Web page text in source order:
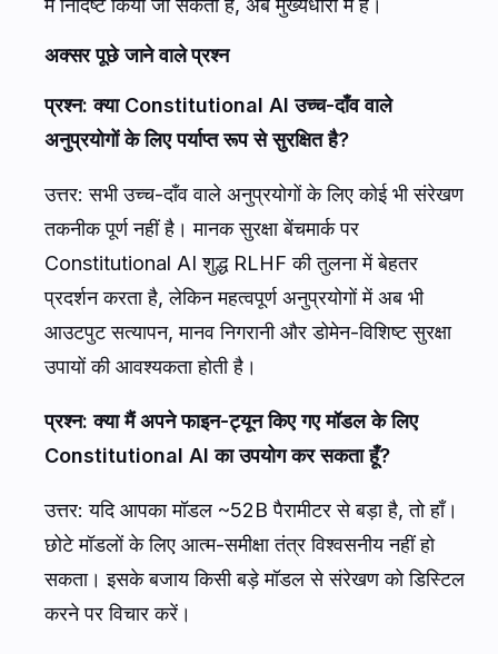
में निर्दिष्ट किया जा सकता है, अब मुख्यधारा में है।
अक्सर पूछे जाने वाले प्रश्न
प्रश्न: क्या Constitutional AI उच्च-दाँव वाले
अनुप्रयोगों के लिए पर्याप्त रूप से सुरक्षित है?
उत्तर: सभी उच्च-दाँव वाले अनुप्रयोगों के लिए कोई भी संरेखण
तकनीक पूर्ण नहीं है। मानक सुरक्षा बेंचमार्क पर
Constitutional AI शुद्ध RLHF की तुलना में बेहतर
प्रदर्शन करता है, लेकिन महत्वपूर्ण अनुप्रयोगों में अब भी
आउटपुट सत्यापन, मानव निगरानी और डोमेन-विशिष्ट सुरक्षा
उपायों की आवश्यकता होती है।
प्रश्न: क्या मैं अपने फाइन-ट्यून किए गए मॉडल के लिए
Constitutional AI का उपयोग कर सकता हूँ?
उत्तर: यदि आपका मॉडल ~52B पैरामीटर से बड़ा है, तो हाँ।
छोटे मॉडलों के लिए आत्म-समीक्षा तंत्र विश्वसनीय नहीं हो
सकता। इसके बजाय किसी बड़े मॉडल से संरेखण को डिस्टिल
करने पर विचार करें।